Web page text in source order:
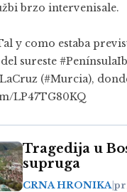
brzo intervenisale.
y como estaba
sureste
(#Murcia),
LP47TG80KQ
Tragedija u
supruga
CRNA HRONIKA